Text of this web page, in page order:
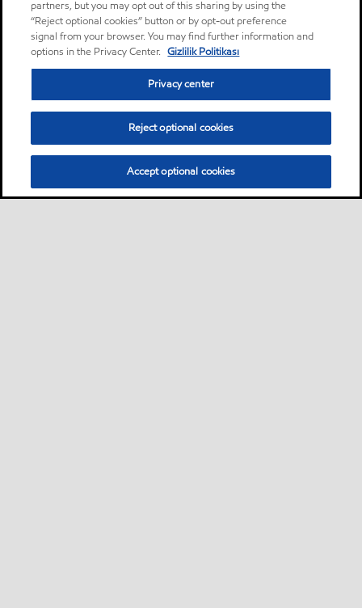
partners, but you may opt out of this sharing by using the
“Reject optional cookies” button or by opt-out preference
signal from your browser. You may find further information and
options in the Privacy Center. Gizlilik Politikası
Privacy center
Reject optional cookies
Accept optional cookies